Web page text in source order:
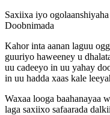
Saxiixa iyo
Doobnimada
Kahor inta aanan laguu
guuriyo haweeney u
uu cadeeyo in uu yahay
in uu hadda xaas kale
Waxaa looga baahanayaa
laga saxiixo safaarada